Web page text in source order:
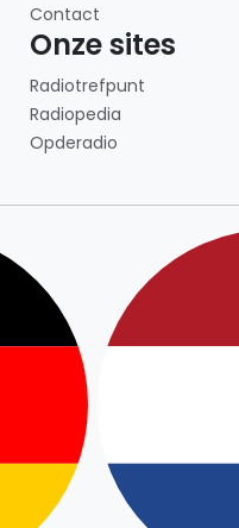
Contact
Onze sites
Radiotrefpunt
Radiopedia
Opderadio